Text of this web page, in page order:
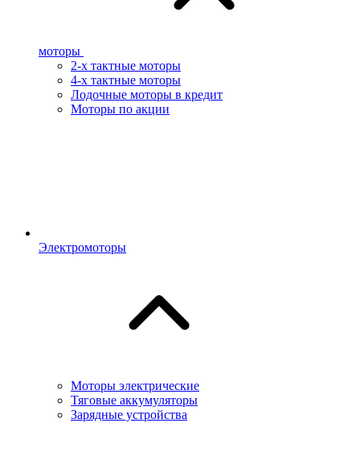
моторы
2-х тактные моторы
4-х тактные моторы
Лодочные моторы в кредит
Моторы по акции
Электромоторы
Моторы электрические
Тяговые аккумуляторы
Зарядные устройства